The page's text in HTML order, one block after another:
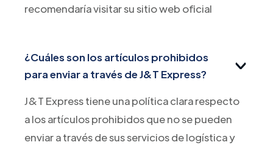
recomendaría visitar su sitio web oficial
¿Cuáles son los artículos prohibidos
para enviar a través de J&T Express?
J&T Express tiene una política clara respecto
a los artículos prohibidos que no se pueden
enviar a través de sus servicios de logística y